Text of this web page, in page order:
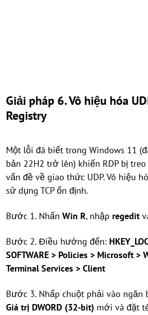
Giải pháp 6. Vô hiệu hóa
Registry
Một lỗi đã biết trong Windows 11
bản 22H2 trở lên) khiến RDP bị
vấn đề về giao thức UDP. Vô hiệu
sử dụng TCP ổn định.
Bước 1. Nhấn Win R, nhập regedit
Bước 2. Điều hướng đến:
SOFTWARE > Policies > Microsoft >
Terminal Services > Client
Bước 3. Nhấp chuột phải vào ngăn
Giá trị DWORD (32-bit) mới và đặt